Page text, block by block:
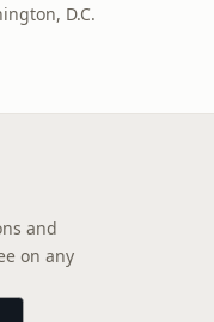
D.C.
and
on any